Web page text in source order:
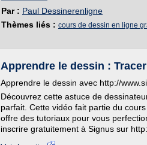
Par : Paul Dessinerenligne
Thèmes liés : cours de dessin en ligne
Apprendre le dessin :
Apprendre le dessin avec http://
Découvrez cette astuce de
parfait. Cette vidéo fait partie du
offre des tutoriaux pour vous
inscrire gratuitement à Signus sur